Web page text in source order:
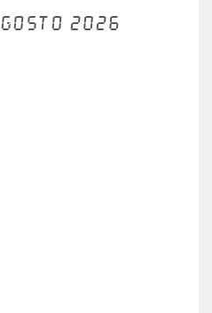
2026